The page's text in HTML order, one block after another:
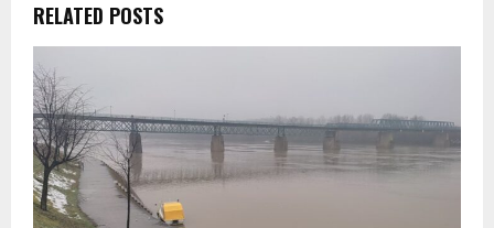
RELATED POSTS